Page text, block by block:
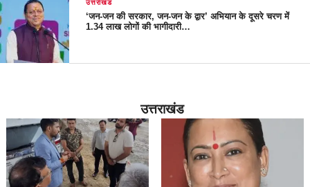
उत्तराखंड
‘जन-जन की सरकार, जन-जन के द्वार’ अभियान के दूसरे चरण में
1.34 लाख लोगों की भागीदारी…
उत्तराखंड